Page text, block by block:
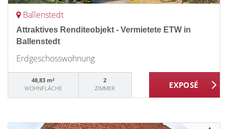
Ballenstedt
Attraktives Renditeobjekt - Vermietete ETW in
Ballenstedt
Erdgeschosswohnung
48,83 m²
WOHNFLÄCHE
2
ZIMMER